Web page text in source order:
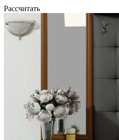
Рассчитать